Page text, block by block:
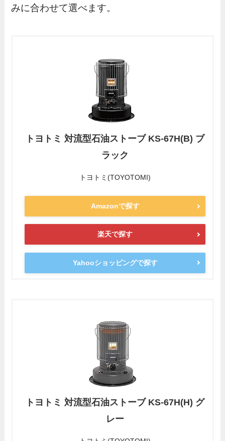
みに合わせて選べます。
トヨトミ 対流型石油ストーブ KS-67H(B) ブ
ラック
トヨトミ(TOYOTOMI)
Amazonで探す
楽天で探す
Yahooショッピングで探す
トヨトミ 対流型石油ストーブ KS-67H(H) グ
レー